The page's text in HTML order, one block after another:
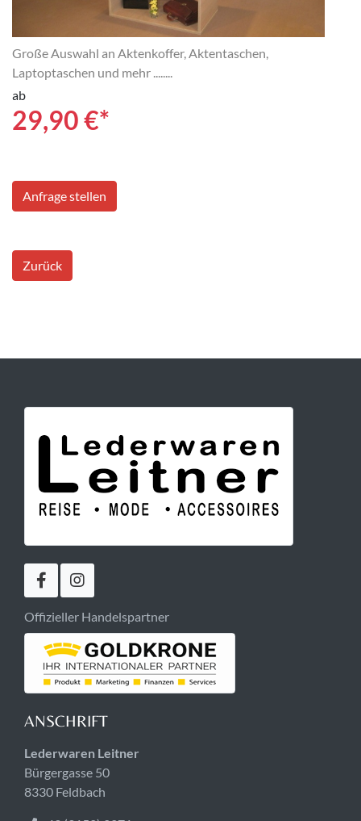
Große Auswahl an Aktenkoffer, Aktentaschen,
Laptoptaschen und mehr ........
ab
29,90€*
Anfrage stellen
Zurück
Offizieller Handelspartner
ANSCHRIFT
Lederwaren Leitner
Bürgergasse 50
8330 Feldbach